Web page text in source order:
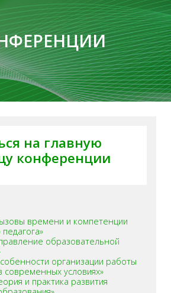
на главную
конференции
времени и компетенции
образовательной
организации работы
современных условиях»
и практика развития